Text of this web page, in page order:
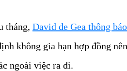
tháng, David de Gea thông
không gia hạn hợp đồng
ngoài việc ra đi.